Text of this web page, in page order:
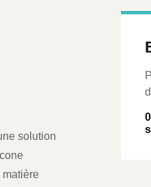
solution
matière